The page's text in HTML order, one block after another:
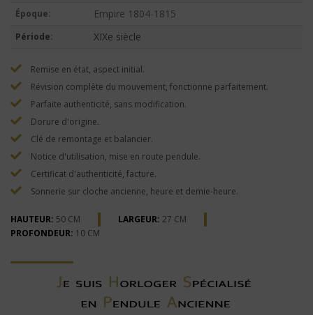
Époque: Empire 1804-1815
Période: XIXe siècle
Remise en état, aspect initial.
Révision complète du mouvement, fonctionne parfaitement.
Parfaite authenticité, sans modification.
Dorure d'origine.
Clé de remontage et balancier.
Notice d'utilisation, mise en route pendule.
Certificat d'authenticité, facture.
Sonnerie sur cloche ancienne, heure et demie-heure.
HAUTEUR: 50 CM LARGEUR: 27 CM
PROFONDEUR: 10 CM